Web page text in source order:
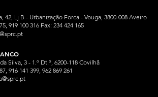
42, Lj B - Urbanização Forca - Vouga, 3800-008 Aveiro
919 100 316 Fax: 234 424 165
Silva, 3 - 1.º Dt.º, 6200-118 Covilhã
916 141 399, 962 869 261